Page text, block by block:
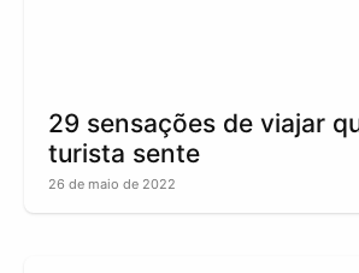
29 sensações de viajar
turista sente
26 de maio de 2022